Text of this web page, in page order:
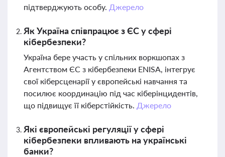
підтверджують особу. Джерело
Як Україна співпрацює з ЄС у сфері
кібербезпеки?
Україна бере участь у спільних воркшопах з
Агентством ЄС з кібербезпеки ENISA, інтегрує
свої кіберсценарії у європейські навчання та
посилює координацію під час кіберінцидентів,
що підвищує її кіберстійкість. Джерело
Які європейські регуляції у сфері
кібербезпеки впливають на українські
банки?